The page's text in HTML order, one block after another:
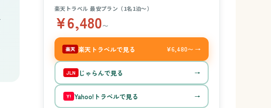
楽天トラベル 最安プラン（1名1泊〜）
¥6,480〜
楽天 楽天トラベルで見る ¥6,480〜 →
JLN じゃらんで見る →
Y! Yahoo!トラベルで見る →